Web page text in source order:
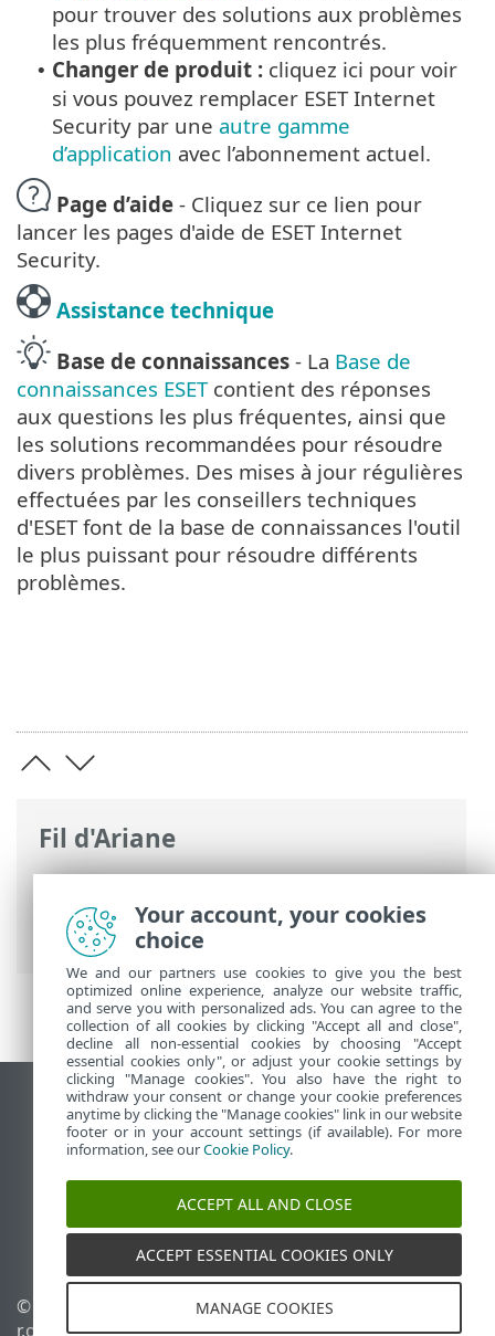
Fil d'Ariane
Aide en ligne d'ESET>ESET Internet
Security >Utilisation de ESET Internet
Security > Aide et assistance
pour trouver des solutions aux problèmes
les plus fréquemment rencontrés.
• Changer de produit : cliquez ici pour voir
si vous pouvez remplacer ESET Internet
Security par une autre gamme
d’application avec l’abonnement actuel.
Page d’aide - Cliquez sur ce lien pour
lancer les pages d'aide de ESET Internet
Security.
Assistance technique
Base de connaissances - La Base de
connaissances ESETcontient des réponses
aux questions les plus fréquentes, ainsi que
les solutions recommandées pour résoudre
divers problèmes. Des mises à jour régulières
effectuées par les conseillers techniques
d'ESET font de la base de connaissances l'outil
le plus puissant pour résoudre différents
problèmes.
Afficher le site pour ordinateur de bureau
End of Life
Base de connaissances ESET
Forum ESET
ESET Status Portal
Assistance régionale
© 1992 - 2026 ESET, spol. s
r.o. - Tous droits réservés.
Gérer les témoins
Politique relative aux
Your account, your cookies
choice
We and our partners use cookies to give you the best
optimized online experience, analyze our website traffic,
and serve you with personalized ads. You can agree to the
collection of all cookies by clicking "Accept all and close",
decline all non-essential cookies by choosing "Accept
essential cookies only", or adjust your cookie settings by
clicking "Manage cookies". You also have the right to
withdraw your consent or change your cookie preferences
anytime by clicking the "Manage cookies" link in our website
footer or in your account settings (if available). For more
information, see ourCookie Policy.
ACCEPT ALL AND CLOSE
ACCEPT ESSENTIAL COOKIES ONLY
MANAGE COOKIES